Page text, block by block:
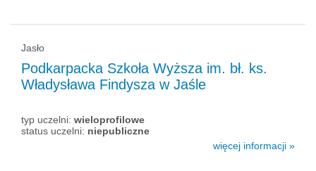
Jasło
Podkarpacka Szkoła Wyższa im. bł. ks.
Władysława Findysza w Jaśle
typ uczelni: wieloprofilowe
status uczelni: niepubliczne
więcej informacji »